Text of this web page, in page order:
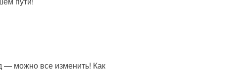
— можно все изменить! Как